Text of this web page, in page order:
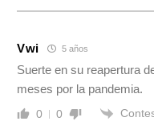
Vwi 5 años
Suerte en su reapertura
meses por la pandemia.
0 0